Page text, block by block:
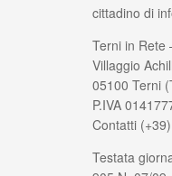
cittadino di
Terni in Rete
Villaggio
05100 Terni
P.IVA
Contatti
Testata